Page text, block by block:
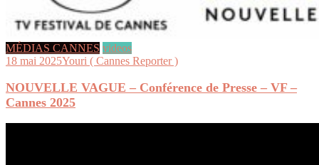
MÉDIAS CANNES videos
18 mai 2025Youri ( Cannes Reporter )
NOUVELLE VAGUE – Conférence de Presse – VF –
Cannes 2025